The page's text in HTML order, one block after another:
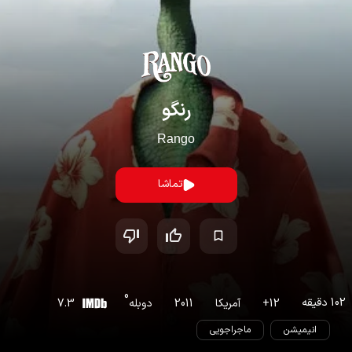
رنگو
Rango
تماشا
102 دقیقه 12
+ آمریکا 2011 دوبله0
7.3
انیمیشن ماجراجویی